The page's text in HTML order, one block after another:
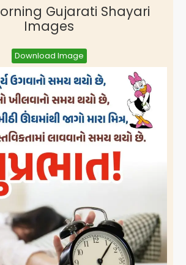
Gujarati Shayari
Images
Download Image